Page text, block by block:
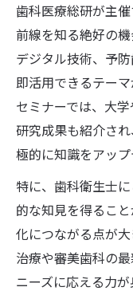
歯科医療総研が主
前線を知る絶好の
デジタル技術、予
即活用できるテー
セミナーでは、大
研究成果も紹介さ
極的に知識をアップ
特に、歯科衛生士
的な知見を得るこ
化につながる点が
治療や審美歯科の
ニーズに応える力